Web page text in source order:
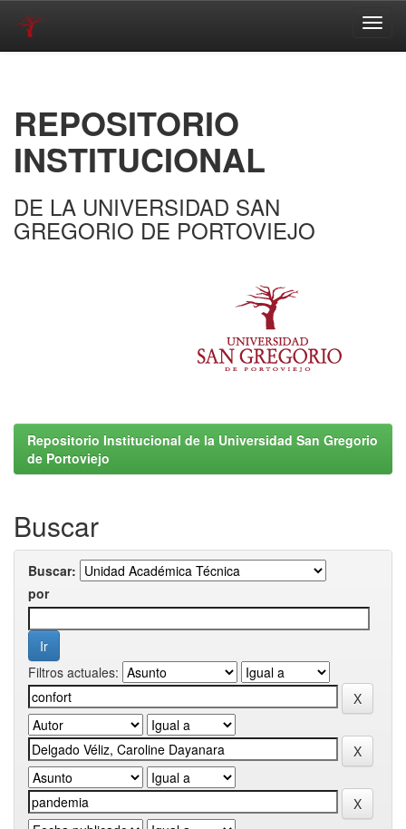
REPOSITORIO
INSTITUCIONAL
DE LA UNIVERSIDAD SAN
GREGORIO DE PORTOVIEJO
Repositorio Institucional de la Universidad San Gregorio
de Portoviejo
Buscar
Buscar:
por
Filtros actuales: